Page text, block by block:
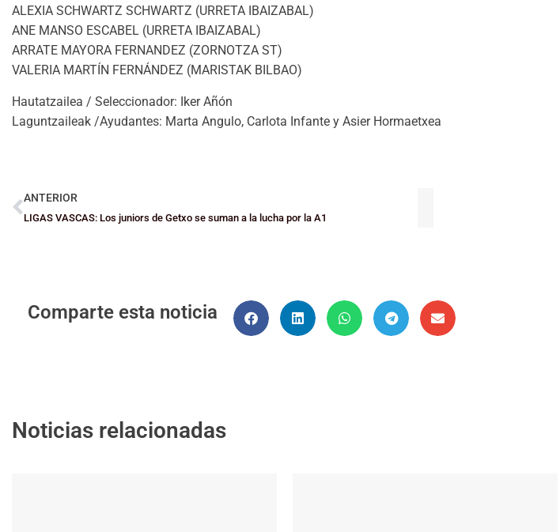
ALEXIA SCHWARTZ SCHWARTZ (URRETA IBAIZABAL)
ANE MANSO ESCABEL (URRETA IBAIZABAL)
ARRATE MAYORA FERNANDEZ (ZORNOTZA ST)
VALERIA MARTÍN FERNÁNDEZ (MARISTAK BILBAO)
Hautatzailea / Seleccionador: Iker Añón
Laguntzaileak /Ayudantes: Marta Angulo, Carlota Infante y Asier Hormaetxea
ANTERIOR
LIGAS VASCAS: Los juniors de Getxo se suman a la lucha por la A1
Comparte esta noticia
Noticias relacionadas